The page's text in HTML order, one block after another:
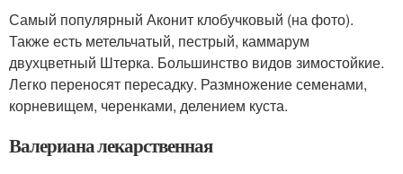
Самый популярный Аконит клобучковый (на фото).
Также есть метельчатый, пестрый, каммарум
двухцветный Штерка. Большинство видов зимостойкие.
Легко переносят пересадку. Размножение семенами,
корневищем, черенками, делением куста.
Валериана лекарственная